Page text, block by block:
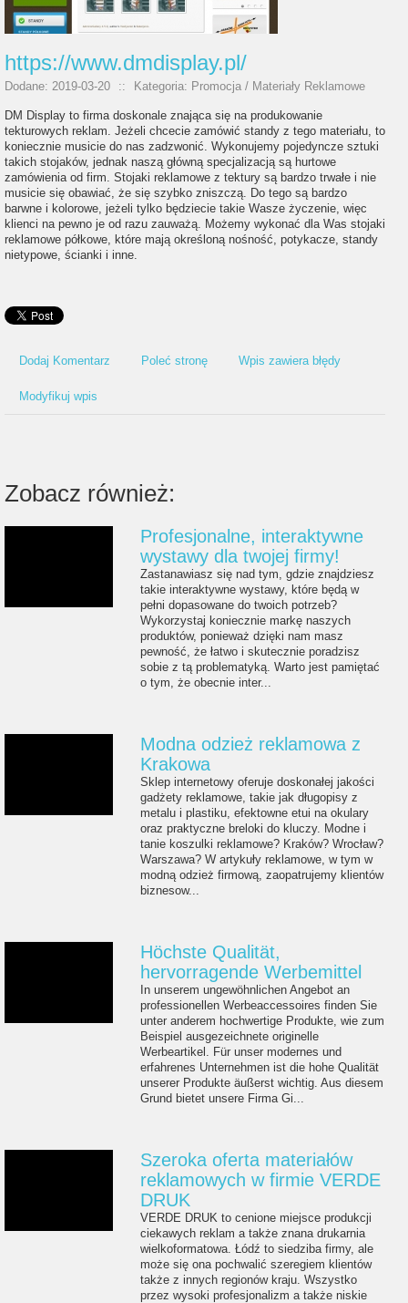
https://www.dmdisplay.pl/
Dodane: 2019-03-20 :: Kategoria: Promocja / Materiały Reklamowe
DM Display to firma doskonale znająca się na produkowanie
tekturowych reklam. Jeżeli chcecie zamówić standy z tego materiału, to
koniecznie musicie do nas zadzwonić. Wykonujemy pojedyncze sztuki
takich stojaków, jednak naszą główną specjalizacją są hurtowe
zamówienia od firm. Stojaki reklamowe z tektury są bardzo trwałe i nie
musicie się obawiać, że się szybko zniszczą. Do tego są bardzo
barwne i kolorowe, jeżeli tylko będziecie takie Wasze życzenie, więc
klienci na pewno je od razu zauważą. Możemy wykonać dla Was stojaki
reklamowe półkowe, które mają określoną nośność, potykacze, standy
nietypowe, ścianki i inne.
Dodaj Komentarz Poleć stronę Wpis zawiera błędy
Modyfikuj wpis
Zobacz również:
Profesjonalne, interaktywne
wystawy dla twojej firmy!
Zastanawiasz się nad tym, gdzie znajdziesz
takie interaktywne wystawy, które będą w
pełni dopasowane do twoich potrzeb?
Wykorzystaj koniecznie markę naszych
produktów, ponieważ dzięki nam masz
pewność, że łatwo i skutecznie poradzisz
sobie z tą problematyką. Warto jest pamiętać
o tym, że obecnie inter...
Modna odzież reklamowa z
Krakowa
Sklep internetowy oferuje doskonałej jakości
gadżety reklamowe, takie jak długopisy z
metalu i plastiku, efektowne etui na okulary
oraz praktyczne breloki do kluczy. Modne i
tanie koszulki reklamowe? Kraków? Wrocław?
Warszawa? W artykuły reklamowe, w tym w
modną odzież firmową, zaopatrujemy klientów
biznesow...
Höchste Qualität,
hervorragende Werbemittel
In unserem ungewöhnlichen Angebot an
professionellen Werbeaccessoires finden Sie
unter anderem hochwertige Produkte, wie zum
Beispiel ausgezeichnete originelle
Werbeartikel. Für unser modernes und
erfahrenes Unternehmen ist die hohe Qualität
unserer Produkte äußerst wichtig. Aus diesem
Grund bietet unsere Firma Gi...
Szeroka oferta materiałów
reklamowych w firmie VERDE
DRUK
VERDE DRUK to cenione miejsce produkcji
ciekawych reklam a także znana drukarnia
wielkoformatowa. Łódź to siedziba firmy, ale
może się ona pochwalić szeregiem klientów
także z innych regionów kraju. Wszystko
przez wysoki profesjonalizm a także niskie